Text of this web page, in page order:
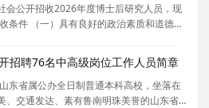
会公开招收2026年度博士后研究人员，现
条件 （一）具有良好的政治素质和道德修
）具有博士学位（应届博士提供导师签名
的承诺书），年龄
招聘76名中高级岗位工作人员简章
东省属公办全日制普通本科高校，坐落在
、交通发达、素有鲁南明珠美誉的山东省